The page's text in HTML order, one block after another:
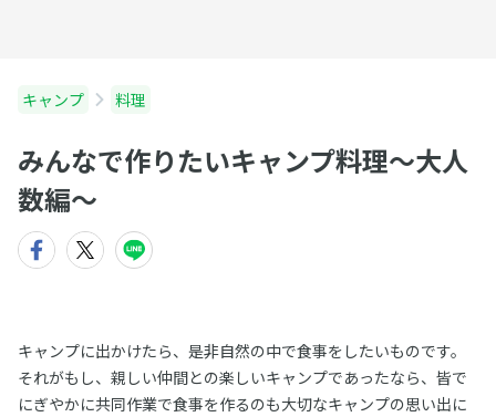
キャンプ 料理
みんなで作りたいキャンプ料理〜大人
数編〜
キャンプに出かけたら、是非自然の中で食事をしたいものです。
それがもし、親しい仲間との楽しいキャンプであったなら、皆で
にぎやかに共同作業で食事を作るのも大切なキャンプの思い出に